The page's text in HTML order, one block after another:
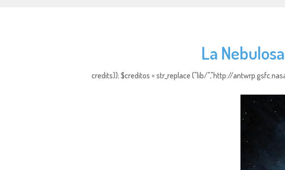
La
credits)); $creditos = str_replace ("lib/","http://